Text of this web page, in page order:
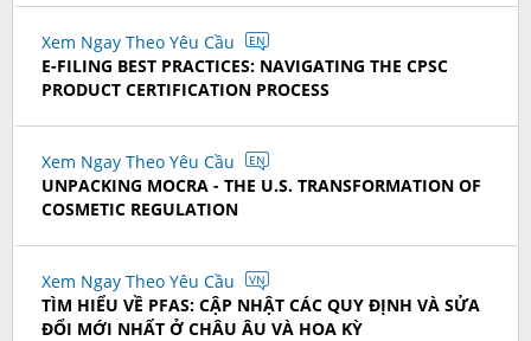
Xem Ngay Theo Yêu Cầu EN
E-FILING BEST PRACTICES: NAVIGATING THE CPSC
PRODUCT CERTIFICATION PROCESS
Xem Ngay Theo Yêu Cầu EN
UNPACKING MOCRA - THE U.S. TRANSFORMATION OF
COSMETIC REGULATION
Xem Ngay Theo Yêu Cầu VN
TÌM HIỂU VỀ PFAS: CẬP NHẬT CÁC QUY ĐỊNH VÀ SỬA
ĐỔI MỚI NHẤT Ở CHÂU ÂU VÀ HOA KỲ